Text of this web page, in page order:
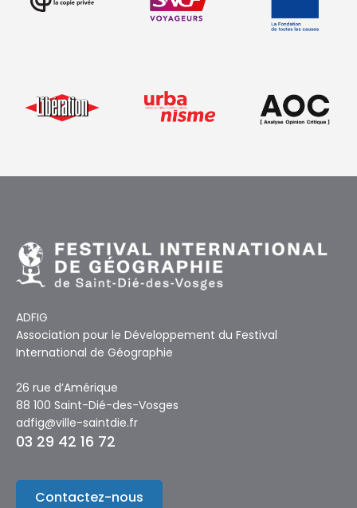
ADFIG
Association pour le Développement du Festival
International de Géographie
26 rue d’Amérique
88 100 Saint-Dié-des-Vosges
adfig@ville-saintdie.fr
03 29 42 16 72
Contactez-nous